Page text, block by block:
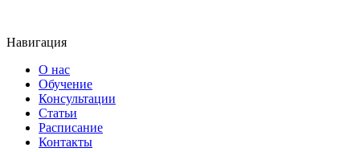
Навигация
О нас
Обучение
Консультации
Статьи
Расписание
Контакты